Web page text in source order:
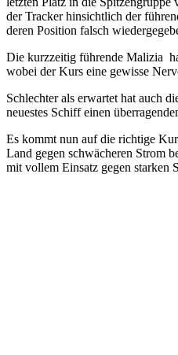
der Tracker hinsichtlich der
deren Position falsch
Die kurzzeitig führende Malizia
wobei der Kurs eine gewisse
Schlechter als erwartet hat auch
neuestes Schiff einen
Es kommt nun auf die richtige
Land gegen schwächeren Strom
mit vollem Einsatz gegen starken